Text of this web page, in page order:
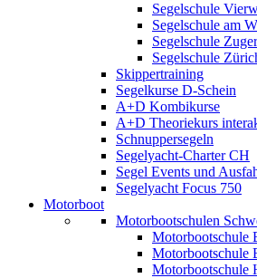
Segelschule
Segelschule am
Segelschule
Segelschule
Skippertraining
Segelkurse D-Schein
A+D Kombikurse
A+D Theoriekurs
Schnuppersegeln
Segelyacht-Charter CH
Segel Events und
Segelyacht Focus 750
Motorboot
Motorbootschulen
Motorbootschule
Motorbootschule
Motorbootschule